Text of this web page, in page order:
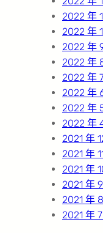
2022 年
2022 年
2022 年
2022 年
2022 年
2022 年
2022 年
2022 年
2021 年
2021 年
2021 年
2021 年
2021 年
2021 年 7